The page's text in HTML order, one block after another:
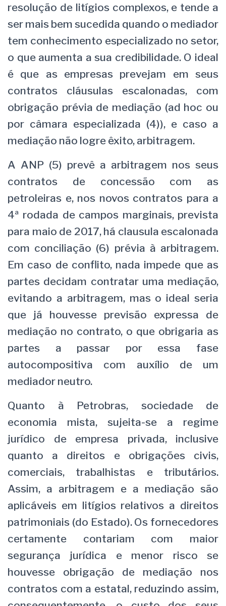
resolução de litígios complexos, e tende a
ser mais bem sucedida quando o mediador
tem conhecimento especializado no setor,
o que aumenta a sua credibilidade. O ideal
é que as empresas prevejam em seus
contratos cláusulas escalonadas, com
obrigação prévia de mediação (ad hoc ou
por câmara especializada (4)), e caso a
mediação não logre êxito, arbitragem.
A ANP (5) prevê a arbitragem nos seus
contratos de concessão com as
petroleiras e, nos novos contratos para a
4ª rodada de campos marginais, prevista
para maio de 2017, há clausula escalonada
com conciliação (6) prévia à arbitragem.
Em caso de conflito, nada impede que as
partes decidam contratar uma mediação,
evitando a arbitragem, mas o ideal seria
que já houvesse previsão expressa de
mediação no contrato, o que obrigaria as
partes a passar por essa fase
autocompositiva com auxílio de um
mediador neutro.
Quanto à Petrobras, sociedade de
economia mista, sujeita-se a regime
jurídico de empresa privada, inclusive
quanto a direitos e obrigações civis,
comerciais, trabalhistas e tributários.
Assim, a arbitragem e a mediação são
aplicáveis em litígios relativos a direitos
patrimoniais (do Estado). Os fornecedores
certamente contariam com maior
segurança jurídica e menor risco se
houvesse obrigação de mediação nos
contratos com a estatal, reduzindo assim,